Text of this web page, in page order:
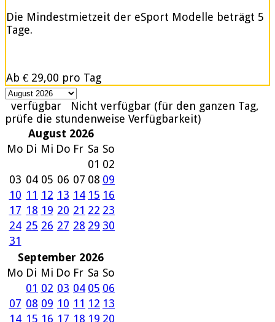
Die Mindestmietzeit der eSport Modelle beträgt 5
Tage.
Ab € 29,00 pro Tag
verfügbar
Nicht verfügbar (für den ganzen Tag,
prüfe die stundenweise Verfügbarkeit)
August 2026
Mo Di Mi Do Fr Sa So
01 02
03 04 05 06 07 08 09
10 11 12 13 14 15 16
17 18 19 20 21 22 23
24 25 26 27 28 29 30
31
September 2026
Mo Di Mi Do Fr Sa So
01 02 03 04 05 06
07 08 09 10 11 12 13
14 15 16 17 18 19 20